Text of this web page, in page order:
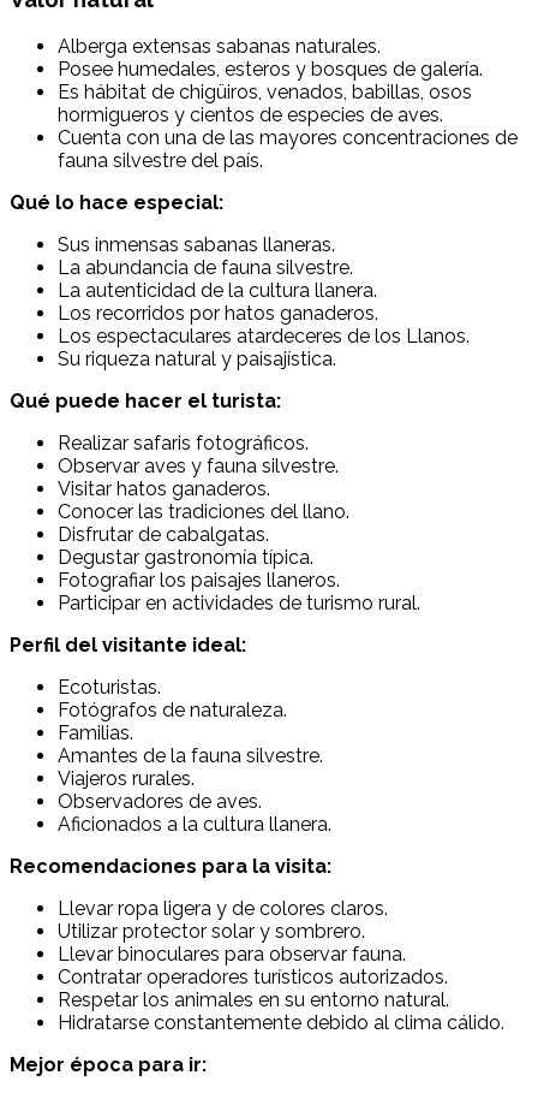
Alberga extensas sabanas naturales.
Posee humedales, esteros y bosques de galería.
Es hábitat de chigüiros, venados, babillas, osos
hormigueros y cientos de especies de aves.
Cuenta con una de las mayores concentraciones de
fauna silvestre del país.
Qué lo hace especial:
Sus inmensas sabanas llaneras.
La abundancia de fauna silvestre.
La autenticidad de la cultura llanera.
Los recorridos por hatos ganaderos.
Los espectaculares atardeceres de los Llanos.
Su riqueza natural y paisajística.
Qué puede hacer el turista:
Realizar safaris fotográficos.
Observar aves y fauna silvestre.
Visitar hatos ganaderos.
Conocer las tradiciones del llano.
Disfrutar de cabalgatas.
Degustar gastronomía típica.
Fotografiar los paisajes llaneros.
Participar en actividades de turismo rural.
Perfil del visitante ideal:
Ecoturistas.
Fotógrafos de naturaleza.
Familias.
Amantes de la fauna silvestre.
Viajeros rurales.
Observadores de aves.
Aficionados a la cultura llanera.
Recomendaciones para la visita:
Llevar ropa ligera y de colores claros.
Utilizar protector solar y sombrero.
Llevar binoculares para observar fauna.
Contratar operadores turísticos autorizados.
Respetar los animales en su entorno natural.
Hidratarse constantemente debido al clima cálido.
Mejor época para ir: